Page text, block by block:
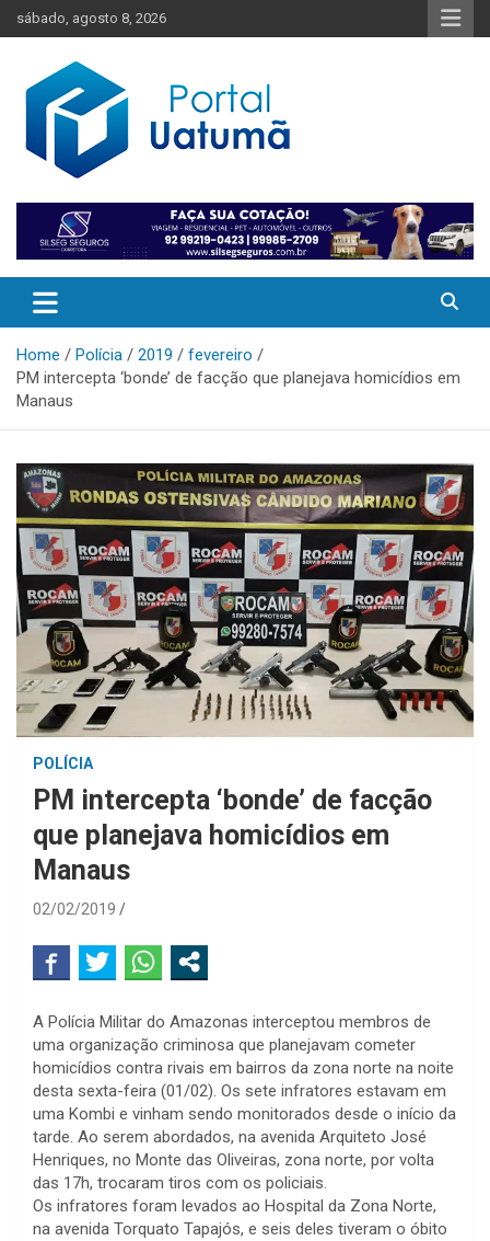
Skip
to
sábado, agosto 8, 2026
Portal Uatumã
Home Polícia 2019
fevereiro
PM intercepta ‘bonde’ de facção que planejava homicídios em
Manaus
POLÍCIA
PM intercepta ‘bonde’ de facção
que planejava homicídios em
Manaus
02/02/2019
A Polícia Militar do Amazonas interceptou membros de
uma organização criminosa que planejavam cometer
homicídios contra rivais em bairros da zona norte na noite
desta sexta-feira (01/02). Os sete infratores estavam em
uma Kombi e vinham sendo monitorados desde o início da
tarde. Ao serem abordados, na avenida Arquiteto José
Henriques, no Monte das Oliveiras, zona norte, por volta
das 17h, trocaram tiros com os policiais.
Os infratores foram levados ao Hospital da Zona Norte,
na avenida Torquato Tapajós, e seis deles tiveram o óbito